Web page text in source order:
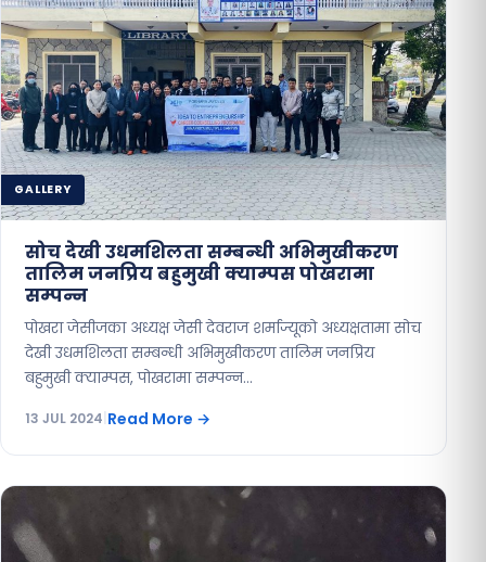
GALLERY
सोच देखी उधमशिलता सम्बन्धी अभिमुखीकरण
तालिम जनप्रिय बहुमुखी क्याम्पस पोखरामा
सम्पन्न
पोखरा जेसीजका अध्यक्ष जेसी देवराज शर्माज्यूको अध्यक्षतामा सोच
देखी उधमशिलता सम्बन्धी अभिमुखीकरण तालिम जनप्रिय
बहुमुखी क्याम्पस, पोखरामा सम्पन्न…
13 JUL 2024 Read More →